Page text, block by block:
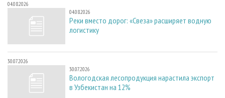
04.08.2026
04.08.2026
Реки вместо дорог: «Свеза» расширяет водную
логистику
30.07.2026
30.07.2026
Вологодская лесопродукция нарастила экспорт
в Узбекистан на 12%